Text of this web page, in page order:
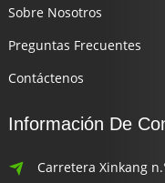
Sobre Nosotros
Preguntas Frecuentes
Contáctenos
Información De
Carretera Xinkang